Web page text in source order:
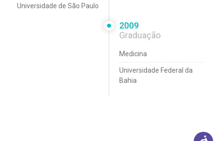
Universidade de São Paulo
2009
Graduação
Medicina
Universidade Federal da
Bahia